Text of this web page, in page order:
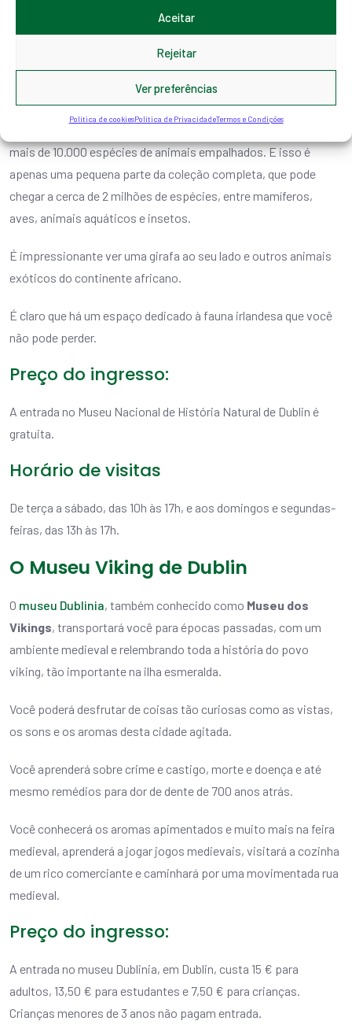
Aceitar
Rejeitar
Ver preferências
Política de cookiesPolítica de PrivacidadeTermos e Condições
das 10h00 às 20h00.
Museu de História Natural de
mais de 10.000 espécies de animais empalhados. E isso é
apenas uma pequena parte da coleção completa, que pode
chegar a cerca de 2 milhões de espécies, entre mamíferos,
aves, animais aquáticos e insetos.
É impressionante ver uma girafa ao seu lado e outros animais
exóticos do continente africano.
É claro que há um espaço dedicado à fauna irlandesa que você
não pode perder.
Preço do ingresso:
A entrada no Museu Nacional de História Natural de Dublin é
gratuita.
Horário de visitas
De terça a sábado, das 10h às 17h, e aos domingos e segundas-
feiras, das 13h às 17h.
O Museu Viking de Dublin
O museu Dublinia, também conhecido como Museu dos
Vikings, transportará você para épocas passadas, com um
ambiente medieval e relembrando toda a história do povo
viking, tão importante na ilha esmeralda.
Você poderá desfrutar de coisas tão curiosas como as vistas,
os sons e os aromas desta cidade agitada.
Você aprenderá sobre crime e castigo, morte e doença e até
mesmo remédios para dor de dente de 700 anos atrás.
Você conhecerá os aromas apimentados e muito mais na feira
medieval, aprenderá a jogar jogos medievais, visitará a cozinha
de um rico comerciante e caminhará por uma movimentada rua
medieval.
Preço do ingresso:
A entrada no museu Dublinia, em Dublin, custa 15 € para
adultos, 13,50 € para estudantes e 7,50 € para crianças.
Crianças menores de 3 anos não pagam entrada.